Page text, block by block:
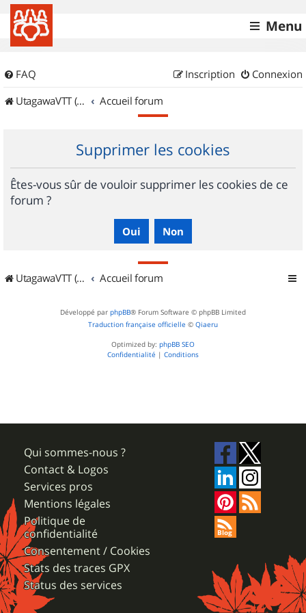
Menu
FAQ Connexion
Inscription
UtagawaVTT (Randos VTT et VTTAE avec traces GPS)
Accueil forum
Supprimer les cookies
Êtes-vous sûr de vouloir supprimer les cookies de ce
forum ?
UtagawaVTT (Randos VTT et VTTAE avec traces GPS) Accueil forum
Développé par phpBB® Forum Software © phpBB Limited
Traduction française officielle © Qiaeru
Optimized by: phpBB SEO
Confidentialité | Conditions
Qui sommes-nous ?
Contact & Logos
Services pros
Mentions légales
Politique de
confidentialité
Consentement / Cookies
Stats des traces GPX
Status des services